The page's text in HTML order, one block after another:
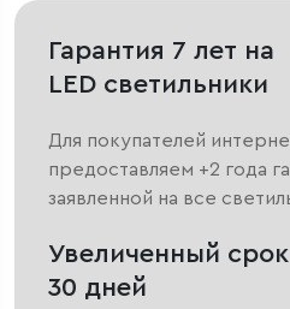
Гарантия 7 лет на
LED светильники
Для покупателей
предоставляем +2 года
заявленной на все
Увеличенный
30 дней